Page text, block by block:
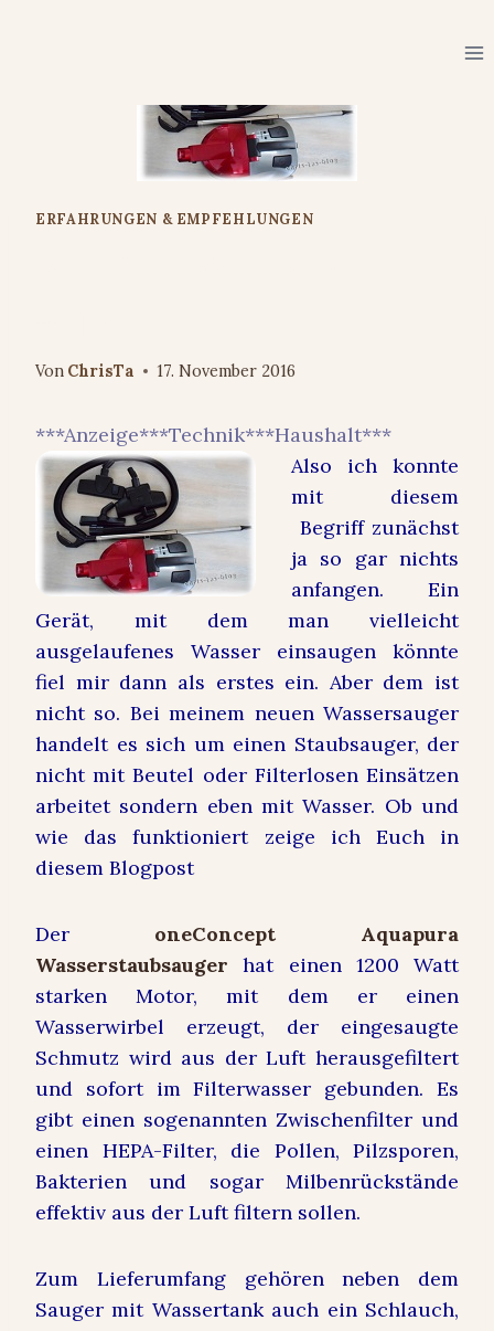
ERFAHRUNGEN & EMPFEHLUNGEN
Von ChrisTa 17. November 2016
***Anzeige***Technik***Haushalt***
Also ich konnte
mit diesem
Begriff zunächst
ja so gar nichts
anfangen. Ein
Gerät, mit dem man vielleicht
ausgelaufenes Wasser einsaugen könnte
fiel mir dann als erstes ein. Aber dem ist
nicht so. Bei meinem neuen Wassersauger
handelt es sich um einen Staubsauger, der
nicht mit Beutel oder Filterlosen Einsätzen
arbeitet sondern eben mit Wasser. Ob und
wie das funktioniert zeige ich Euch in
diesem Blogpost
Der oneConcept Aquapura
Wasserstaubsauger hat einen 1200 Watt
starken Motor, mit dem er einen
Wasserwirbel erzeugt, der eingesaugte
Schmutz wird aus der Luft herausgefiltert
und sofort im Filterwasser gebunden. Es
gibt einen sogenannten Zwischenfilter und
einen HEPA-Filter, die Pollen, Pilzsporen,
Bakterien und sogar Milbenrückstände
effektiv aus der Luft filtern sollen.
Zum Lieferumfang gehören neben dem
Sauger mit Wassertank auch ein Schlauch,